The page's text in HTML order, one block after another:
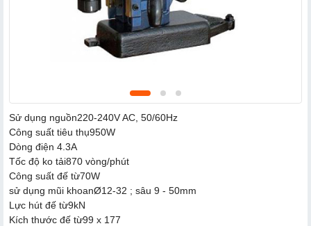
Sử dụng nguồn220-240V AC, 50/60Hz
Công suất tiêu thụ950W
Dòng điện 4.3A
Tốc độ ko tải870 vòng/phút
Công suất đế từ70W
sử dụng mũi khoanØ12-32 ; sâu 9 - 50mm
Lực hút đế từ9kN
Kích thước đế từ99 x 177